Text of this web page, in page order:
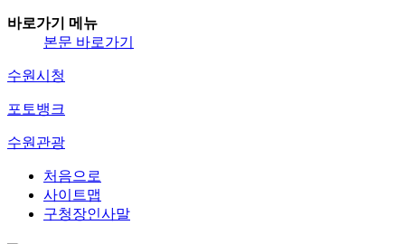
바로가기 메뉴
본문 바로가기
수원시청
포토뱅크
수원관광
처음으로
사이트맵
구청장인사말